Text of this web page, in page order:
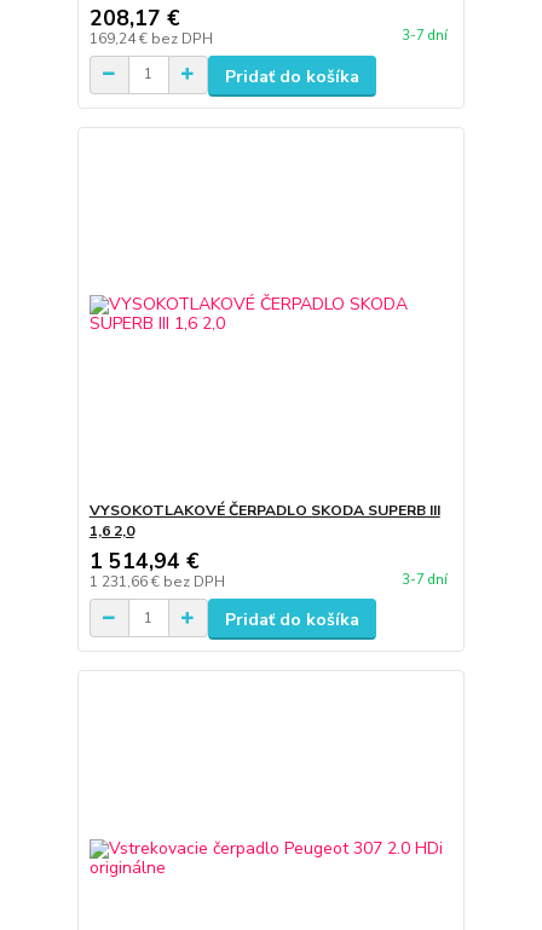
208,17 €
169,24 € bez DPH 3-7 dní
Pridať do košíka
VYSOKOTLAKOVÉ ČERPADLO SKODA SUPERB III
1,6 2,0
1 514,94 €
1 231,66 € bez DPH 3-7 dní
Pridať do košíka